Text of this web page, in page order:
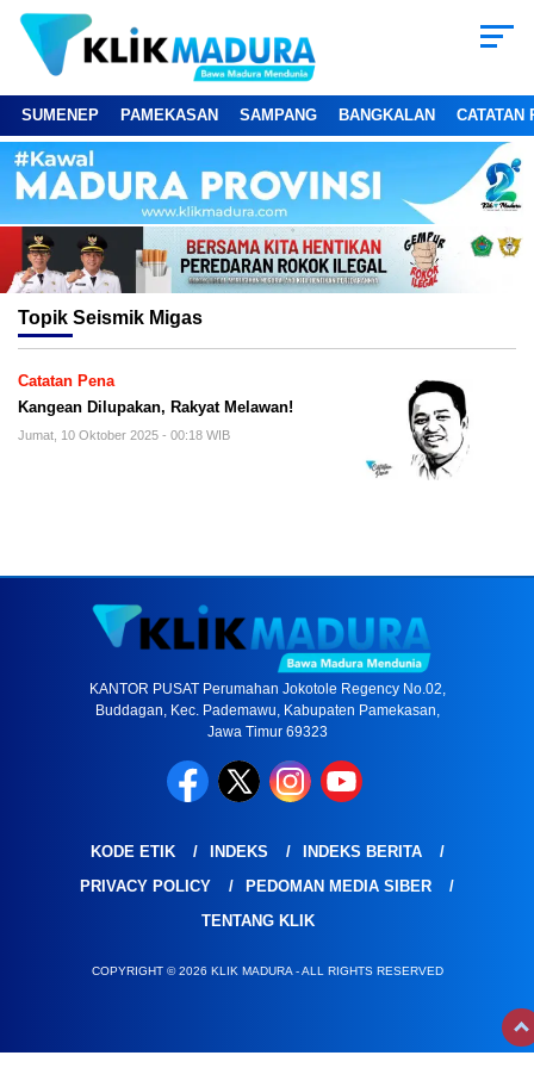
SUMENEP PAMEKASAN SAMPANG BANGKALAN CATATAN
Topik Seismik Migas
Catatan Pena
Kangean Dilupakan, Rakyat Melawan!
Jumat, 10 Oktober 2025 - 00:18 WIB
KANTOR PUSAT Perumahan Jokotole Regency No.02,
Buddagan, Kec. Pademawu, Kabupaten Pamekasan,
Jawa Timur 69323
KODE ETIK INDEKS
INDEKS BERITA
PRIVACY POLICY
PEDOMAN MEDIA SIBER
TENTANG KLIK
COPYRIGHT © 2026 KLIK MADURA - ALL RIGHTS RESERVED